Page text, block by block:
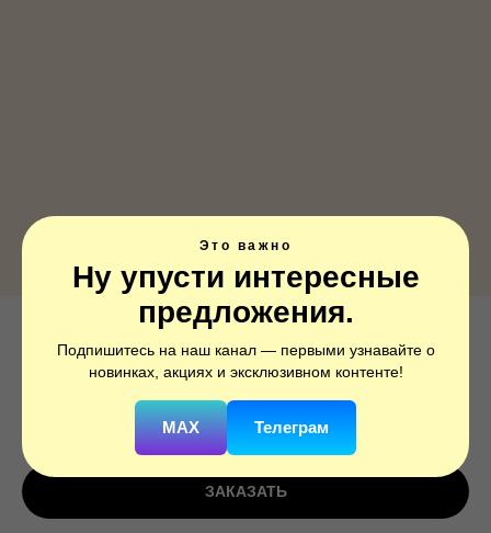
Это важно
Ну упусти интересные
предложения.
Подпишитесь на наш канал — первыми узнавайте о
новинках, акциях и эксклюзивном контенте!
MAX Телеграм
Комплимент для папы
2101-15
р.
ЗАКАЗАТЬ